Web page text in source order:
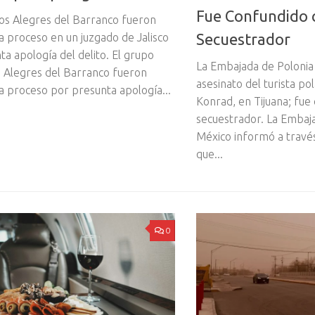
Alegres del Barranco fueron
proceso en un juzgado de Jalisco
apología del delito. El grupo
Alegres del Barranco fueron
proceso por presunta apología...
Fue Confundido
Secuestrador
La Embajada de
asesinato del turista
Konrad, en Tijuana;
secuestrador. La
México informó a
que...
0